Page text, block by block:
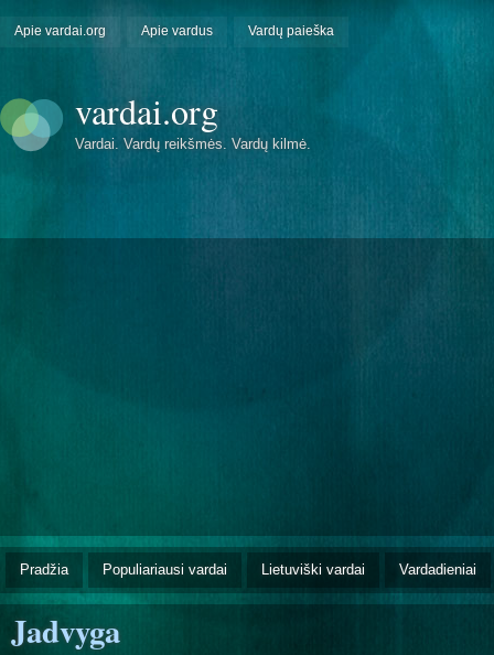
Apie vardai.org Apie vardus Vardų paieška
vardai.org
Vardai. Vardų reikšmės. Vardų kilmė.
Pradžia Populiariausi vardai Lietuviški vardai Vardadieniai
Jadvyga